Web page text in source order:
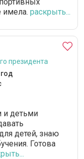
имела. раскрыть...
президента
и детьми
детей, знаю
Готова